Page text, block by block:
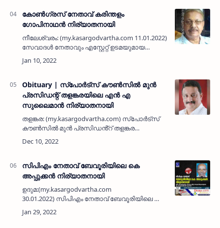
കോൺഗ്രസ് നേതാവ് കരിന്തളം
ഗോപിനാഥൻ നിര്യാതനായി
നീലേശ്വരം: (my.kasargodvartha.com 11.01.2022)
സേവാദൾ നേതാവും എസ്റ്റേറ്റ് ഉടമയുമായ
കരിന്തളം കുമ്പളപ്പള്ളിയിലെ ഗോപിനാഥൻ
(കരിമ്പിൽ, 68) നിര്യാതനായി. പ്രമുഖ
Obituary | സ്‌പോര്‍ട്‌സ് കൗണ്‍സില്‍ മുന്‍
പ്രസിഡന്റ് തളങ്കരയിലെ എന്‍ എ
സുലൈമാന്‍ നിര്യാതനായി
തളങ്കര: (my.kasargodvartha.com) സ്പോർട്സ്
കൗൺസിൽ മുൻ പ്രസിഡൻ്റ് തളങ്കര
തെരുവത്ത് സെറാമിക്സ് റോഡിലെ എൻ എ
സുലൈമാൻ (63) നിര്യാതനായി. സാമൂഹ്യ,
സിപിഎം നേതാവ് ബേവൂരിയിലെ കെ
അപ്പുക്കൻ നിര്യാതനായി
ഉദുമ:(my.kasargodvartha.com
30.01.2022) സിപിഎം നേതാവ് ബേവൂരിയിലെ കെ
അപ്പുക്കൻ (95) നിര്യാതനായി. ദീർഘകാലം
സിപിഎം ബേവൂരി ബ്രാഞ്ച്